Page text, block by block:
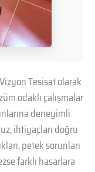
Tesisat olarak
odaklı çalışmalar
deneyimli
ihtiyaçları doğru
petek sorunları
farklı hasarlara